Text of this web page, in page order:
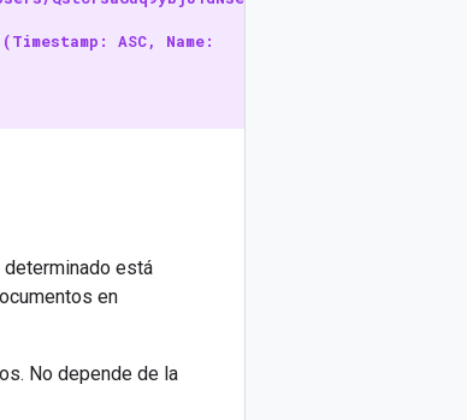
ASC, Name:
determinado está
en
No depende de la